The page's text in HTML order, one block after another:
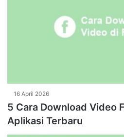
16 April 2026
5 Cara Download Video
Aplikasi Terbaru